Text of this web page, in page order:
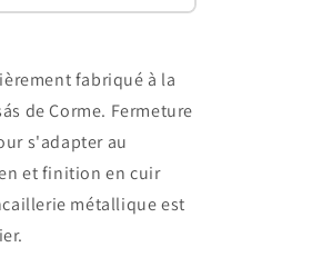
fabriqué à la
de Corme. Fermeture
s'adapter au
et finition en cuir
métallique est